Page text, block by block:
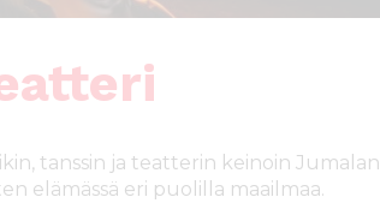
tanssin ja teatterin keinoin Jumalan
elämässä eri puolilla maailmaa.